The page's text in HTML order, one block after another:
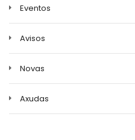
Eventos
Avisos
Novas
Axudas